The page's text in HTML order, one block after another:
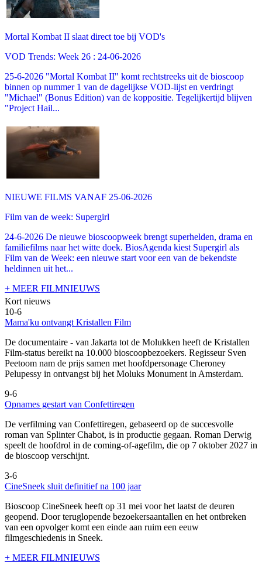
Mortal Kombat II slaat direct toe bij VOD's
VOD Trends: Week 26 : 24-06-2026
25-6-2026 "Mortal Kombat II" komt rechtstreeks uit de bioscoop
binnen op nummer 1 van de dagelijkse VOD-lijst en verdringt
"Michael" (Bonus Edition) van de koppositie. Tegelijkertijd blijven
"Project Hail...
NIEUWE FILMS VANAF 25-06-2026
Film van de week: Supergirl
24-6-2026 De nieuwe bioscoopweek brengt superhelden, drama en
familiefilms naar het witte doek. BiosAgenda kiest Supergirl als
Film van de Week: een nieuwe start voor een van de bekendste
heldinnen uit het...
+ MEER FILMNIEUWS
Kort nieuws
10-6
Mama'ku ontvangt Kristallen Film
De documentaire - van Jakarta tot de Molukken heeft de Kristallen
Film-status bereikt na 10.000 bioscoopbezoekers. Regisseur Sven
Peetoom nam de prijs samen met hoofdpersonage Cheroney
Pelupessy in ontvangst bij het Moluks Monument in Amsterdam.
9-6
Opnames gestart van Confettiregen
De verfilming van Confettiregen, gebaseerd op de succesvolle
roman van Splinter Chabot, is in productie gegaan. Roman Derwig
speelt de hoofdrol in de coming-of-agefilm, die op 7 oktober 2027 in
de bioscoop verschijnt.
3-6
CineSneek sluit definitief na 100 jaar
Bioscoop CineSneek heeft op 31 mei voor het laatst de deuren
geopend. Door teruglopende bezoekersaantallen en het ontbreken
van een opvolger komt een einde aan ruim een eeuw
filmgeschiedenis in Sneek.
+ MEER FILMNIEUWS